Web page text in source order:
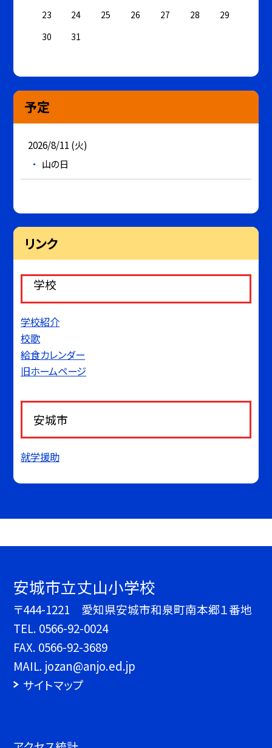
23
24 25 26 27 28
29
30
31
予定
2026/8/11 (火)
山の日
リンク
学校
学校紹介
校歌
給食カレンダー
旧ホームページ
安城市
就学援助
安城市立丈山小学校
〒444-1221 愛知県安城市和泉町南本郷１番地
TEL. 0566-92-0024
FAX. 0566-92-3689
MAIL. jozan@anjo.ed.jp
サイトマップ